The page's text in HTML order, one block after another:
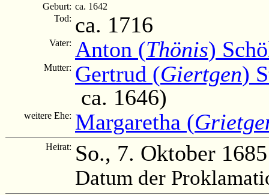
Geburt: ca. 1642
Tod: ca. 1716
Vater: Anton (Thönis)
Mutter: Gertrud (Giertgen)
ca. 1646)
weitere Ehe: Margaretha (
Heirat: So., 7. Oktober 1685
Datum der